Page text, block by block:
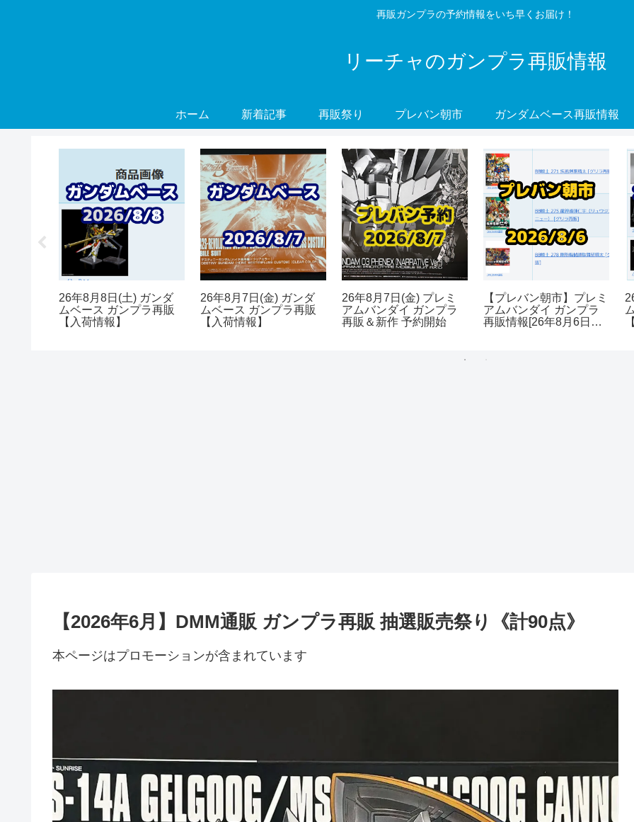
再販ガンプラの予約情報をいち早くお届け！
リーチャのガンプラ再販情報
ホーム 新着記事 再販祭り プレバン朝市 ガンダムベース再販情報
26年8月8日(土) ガンダ
ムベース ガンプラ再販
【入荷情報】
26年8月7日(金) ガンダ
ムベース ガンプラ再販
【入荷情報】
26年8月7日(金) プレミ
アムバンダイ ガンプラ
再販＆新作 予約開始
【プレバン朝市】プレミ
アムバンダイ ガンプラ
再販情報[26年8月6日
【2026年6月】DMM通販 ガンプラ再販 抽選販売祭り《計90点》
本ページはプロモーションが含まれています